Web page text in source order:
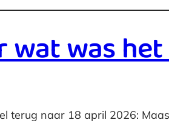
was
naar 18 april 2026: